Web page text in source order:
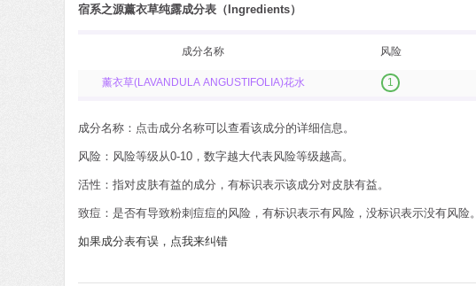
宿系之源薰衣草纯露成分表（Ingredients）
成分名称 风险
薰衣草(LAVANDULA ANGUSTIFOLIA)花水 1
成分名称：点击成分名称可以查看该成分的详细信息。
风险：风险等级从0-10，数字越大代表风险等级越高。
活性：指对皮肤有益的成分，有标识表示该成分对皮肤有益。
致痘：是否有导致粉刺痘痘的风险，有标识表示有风险，没标识表示没有风险。
如果成分表有误，点我来纠错